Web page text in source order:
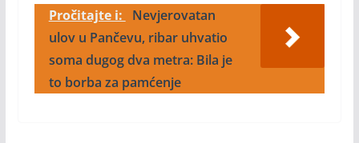
Pročitajte i:
Nevjerovatan
ulov u Pančevu, ribar uhvatio
soma dugog dva metra: Bila je
to borba za pamćenje